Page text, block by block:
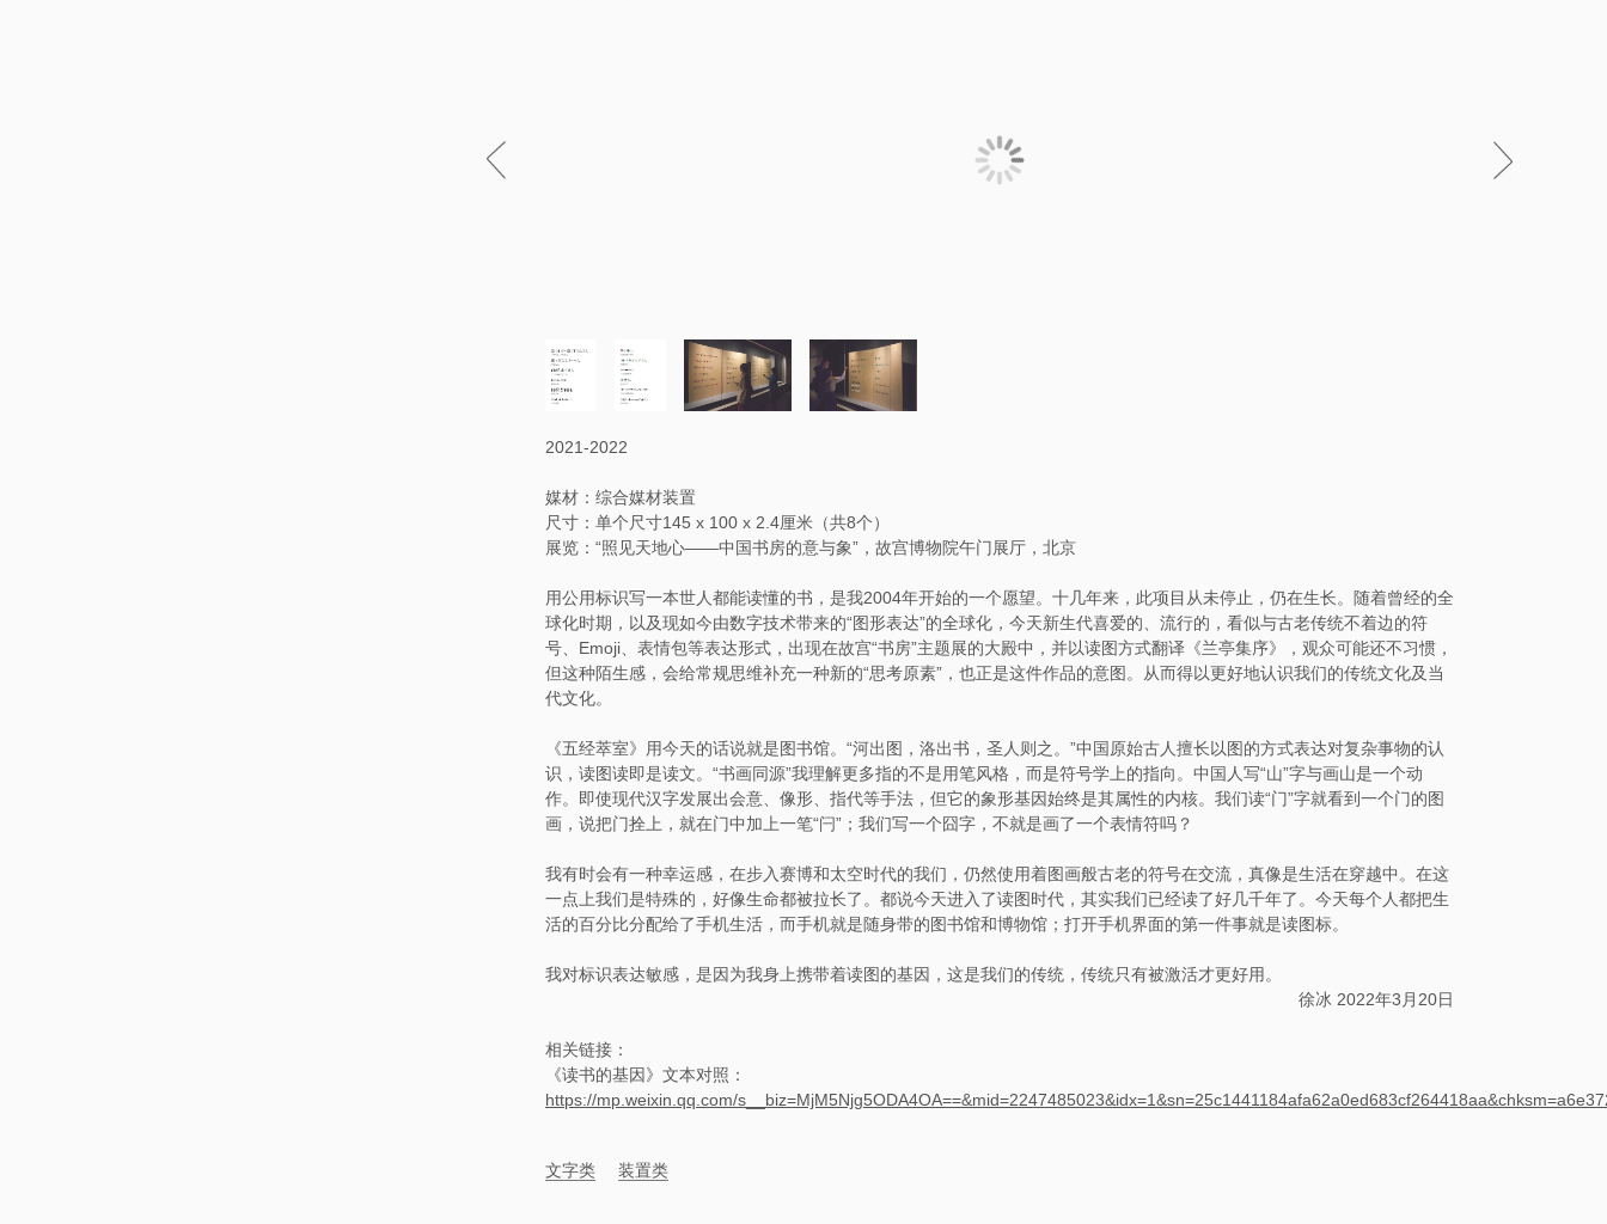
2021-2022
媒材：综合媒材装置
尺寸：单个尺寸145 x 100 x 2.4厘米（共8个）
展览：“照见天地心——中国书房的意与象”，故宫博物院午门展厅，北京
用公用标识写一本世人都能读懂的书，是我2004年开始的一个愿望。十几年来，此项目从未停止，仍在生长。随着曾经的全
球化时期，以及现如今由数字技术带来的“图形表达”的全球化，今天新生代喜爱的、流行的，看似与古老传统不着边的符
号、Emoji、表情包等表达形式，出现在故宫“书房”主题展的大殿中，并以读图方式翻译《兰亭集序》，观众可能还不习惯，
但这种陌生感，会给常规思维补充一种新的“思考原素”，也正是这件作品的意图。从而得以更好地认识我们的传统文化及当
代文化。
《五经萃室》用今天的话说就是图书馆。“河出图，洛出书，圣人则之。”中国原始古人擅长以图的方式表达对复杂事物的认
识，读图读即是读文。“书画同源”我理解更多指的不是用笔风格，而是符号学上的指向。中国人写“山”字与画山是一个动
作。即使现代汉字发展出会意、像形、指代等手法，但它的象形基因始终是其属性的内核。我们读“门”字就看到一个门的图
画，说把门拴上，就在门中加上一笔“闩”；我们写一个囧字，不就是画了一个表情符吗？
我有时会有一种幸运感，在步入赛博和太空时代的我们，仍然使用着图画般古老的符号在交流，真像是生活在穿越中。在这
一点上我们是特殊的，好像生命都被拉长了。都说今天进入了读图时代，其实我们已经读了好几千年了。今天每个人都把生
活的百分比分配给了手机生活，而手机就是随身带的图书馆和博物馆；打开手机界面的第一件事就是读图标。
我对标识表达敏感，是因为我身上携带着读图的基因，这是我们的传统，传统只有被激活才更好用。
徐冰 2022年3月20日
相关链接：
《读书的基因》文本对照：
https://mp.weixin.qq.com/
文字类 装置类